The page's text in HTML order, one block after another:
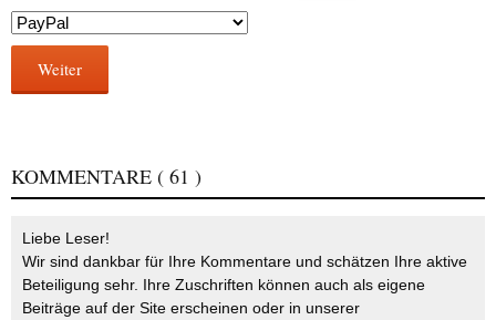
Weiter
KOMMENTARE ( 61 )
Liebe Leser!
Wir sind dankbar für Ihre Kommentare und schätzen Ihre aktive
Beteiligung sehr. Ihre Zuschriften können auch als eigene
Beiträge auf der Site erscheinen oder in unserer